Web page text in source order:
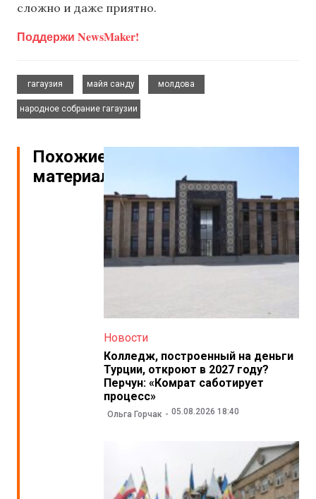
сложно и даже приятно.
Поддержи NewsMaker!
гагаузия
майя санду
молдова
народное собрание гагаузии
Похожие
материалы
Новости
Колледж, построенный на деньги
Турции, откроют в 2027 году?
Перчун: «Комрат саботирует
процесс»
Ольга Горчак 05.08.2026 18:40